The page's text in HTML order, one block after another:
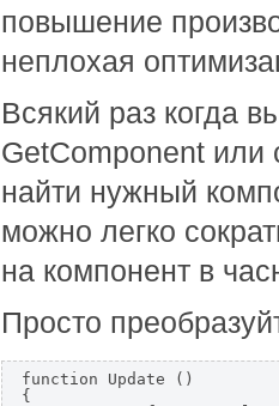
повышение
неплохая
Всякий раз когда
GetComponent или
найти нужный
можно легко
на компонент в
Просто
function Update ()
{